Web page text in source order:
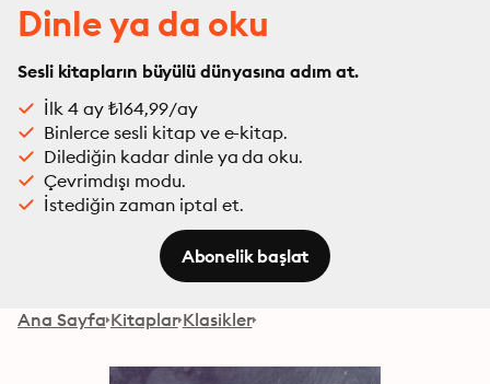
Dinle ya da oku
Sesli kitapların büyülü dünyasına adım at.
İlk 4 ay ₺164,99/ay
Binlerce sesli kitap ve e-kitap.
Dilediğin kadar dinle ya da oku.
Çevrimdışı modu.
İstediğin zaman iptal et.
Abonelik başlat
Ana Sayfa Kitaplar Klasikler